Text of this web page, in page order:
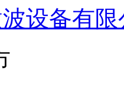
设备有